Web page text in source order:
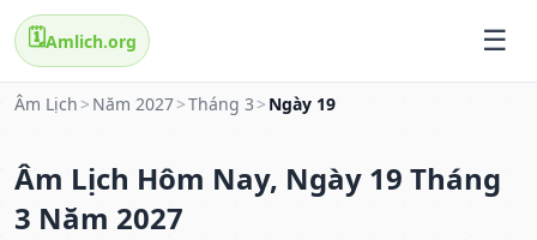
🗓️Amlich.org
Âm Lịch > Năm 2027>Tháng 3 > Ngày 19
Âm Lịch Hôm Nay, Ngày 19 Tháng
3 Năm 2027